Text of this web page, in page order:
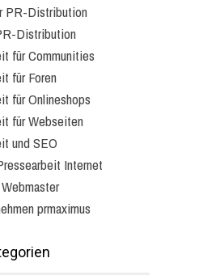
PR-Distribution
Distribution
für Communities
für Foren
für Onlineshops
für Webseiten
und SEO
Internet
prmaximus